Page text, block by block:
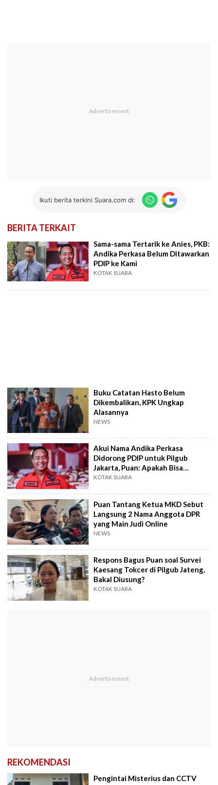
Ikuti berita terkini Suara.com di:
BERITA TERKAIT
Sama-sama Tertarik ke Anies, PKB:
Andika Perkasa Belum Ditawarkan
PDIP ke Kami
KOTAK SUARA
Buku Catatan Hasto Belum
Dikembalikan, KPK Ungkap
Alasannya
NEWS
Akui Nama Andika Perkasa
Didorong PDIP untuk Pilgub
Jakarta, Puan: Apakah Bisa
Diterima Partai Lain?
KOTAK SUARA
Puan Tantang Ketua MKD Sebut
Langsung 2 Nama Anggota DPR
yang Main Judi Online
NEWS
Respons Bagus Puan soal Survei
Kaesang Tokcer di Pilgub Jateng,
Bakal Diusung?
KOTAK SUARA
REKOMENDASI
Pengintai Misterius dan CCTV